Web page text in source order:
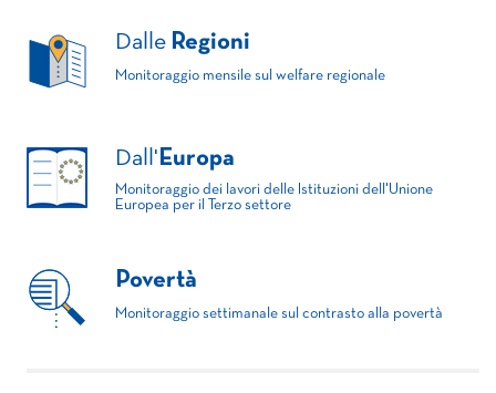
Dalle Regioni
Monitoraggio mensile sul welfare regionale
Dall' Europa
Monitoraggio dei lavori delle Istituzioni dell'Unione
Europea per il Terzo settore
Povertà
Monitoraggio settimanale sul contrasto alla povertà